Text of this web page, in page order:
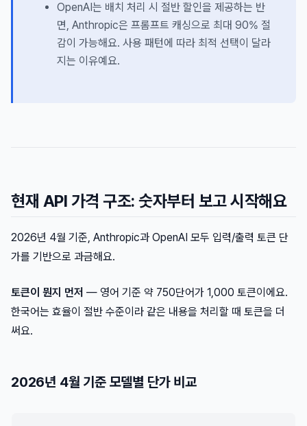
OpenAI는 배치 처리 시 절반 할인을 제공하는 반
면, Anthropic은 프롬프트 캐싱으로 최대 90% 절
감이 가능해요. 사용 패턴에 따라 최적 선택이 달라
지는 이유예요.
현재 API 가격 구조: 숫자부터 보고 시작해요
2026년 4월 기준, Anthropic과 OpenAI 모두 입력/출력 토큰 단
가를 기반으로 과금해요.
토큰이 뭔지 먼저 — 영어 기준 약 750단어가 1,000 토큰이에요.
한국어는 효율이 절반 수준이라 같은 내용을 처리할 때 토큰을 더
써요.
2026년 4월 기준 모델별 단가 비교